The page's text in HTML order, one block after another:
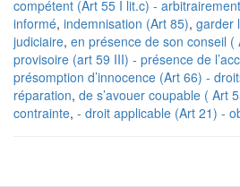
compétent (Art 55 I lit.c) -
informé, indemnisation (Art 85), garder
judiciaire, en présence de son conseil
provisoire (art 59 III) - présence de
présomption d’innocence (Art 66) -
réparation, de s’avouer coupable ( Art
contrainte, - droit applicable (Art 21) -